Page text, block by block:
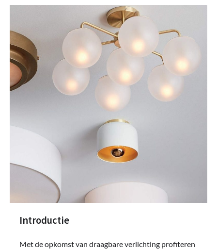
Introductie
Met de opkomst van draagbare verlichting profiteren